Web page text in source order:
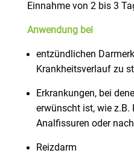
Einnahme von 2 bis 3
Anwendung bei
entzündlichen
Krankheitsverlauf zu
Erkrankungen, bei
erwünscht ist, wie z.B.
Analfissuren oder
Reizdarm